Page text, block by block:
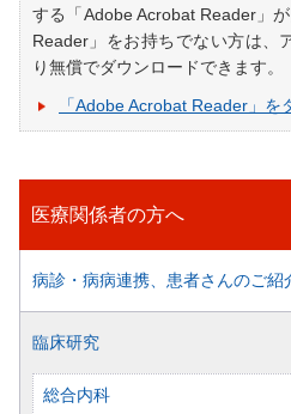
する「Adobe Acrobat Reader」
Reader」をお持ちでない方は、
り無償でダウンロードできます。
「Adobe Acrobat Reader」を
医療関係者の方へ
病診・病病連携、患者さんのご紹
臨床研究
総合内科